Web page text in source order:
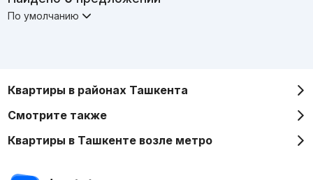
По умолчанию
Квартиры в районах Ташкента
Смотрите также
Квартиры в Ташкенте возле метро